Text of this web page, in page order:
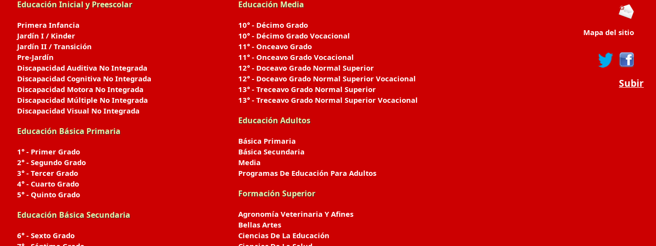
Educación Inicial y Preescolar
Primera Infancia
Jardín I / Kinder
Jardín II / Transición
Pre-Jardín
Discapacidad Auditiva No Integrada
Discapacidad Cognitiva No Integrada
Discapacidad Motora No Integrada
Discapacidad Múltiple No Integrada
Discapacidad Visual No Integrada
Educación Básica Primaria
1° - Primer Grado
2° - Segundo Grado
3° - Tercer Grado
4° - Cuarto Grado
5° - Quinto Grado
Educación Básica Secundaria
6° - Sexto Grado
Educación Media
10° - Décimo Grado
10° - Décimo Grado Vocacional
11° - Onceavo Grado
11° - Onceavo Grado Vocacional
12° - Doceavo Grado Normal Superior
12° - Doceavo Grado Normal Superior Vocacional
13° - Treceavo Grado Normal Superior
13° - Treceavo Grado Normal Superior Vocacional
Educación Adultos
Básica Primaria
Básica Secundaria
Media
Programas De Educación Para Adultos
Formación Superior
Agronomía Veterinaria Y Afines
Bellas Artes
Ciencias De La Educación
Mapa del sitio
Subir